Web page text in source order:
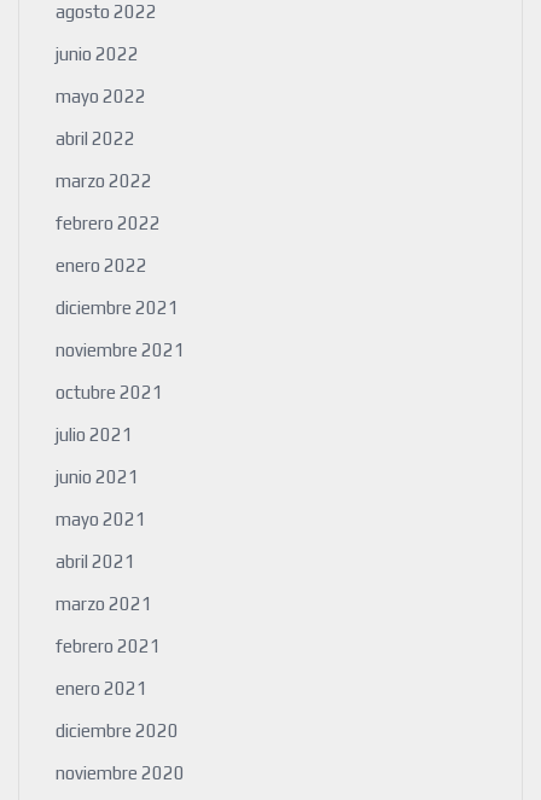
agosto 2022
junio 2022
mayo 2022
abril 2022
marzo 2022
febrero 2022
enero 2022
diciembre 2021
noviembre 2021
octubre 2021
julio 2021
junio 2021
mayo 2021
abril 2021
marzo 2021
febrero 2021
enero 2021
diciembre 2020
noviembre 2020